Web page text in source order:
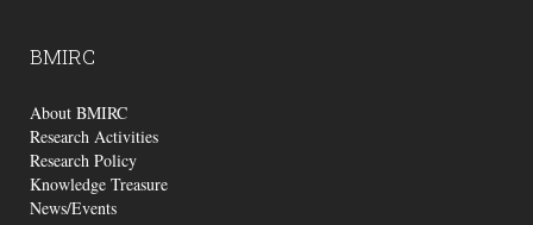
BMIRC
About BMIRC
Research Activities
Research Policy
Knowledge Treasure
News/Events